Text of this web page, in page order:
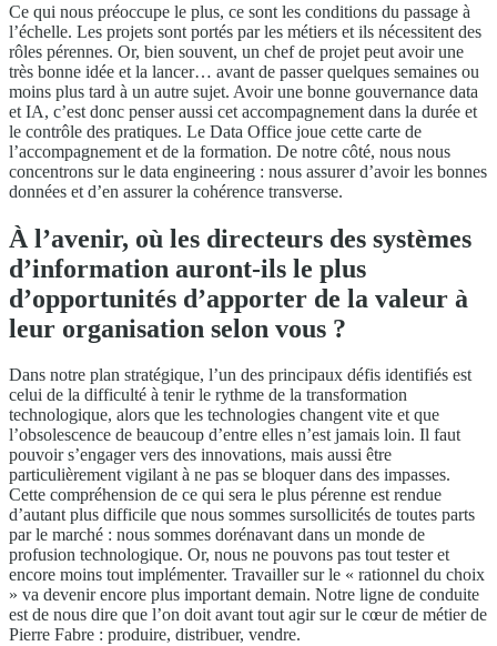
Ce qui nous préoccupe le plus, ce sont les conditions du passage à
l’échelle. Les projets sont portés par les métiers et ils nécessitent des
rôles pérennes. Or, bien souvent, un chef de projet peut avoir une
très bonne idée et la lancer… avant de passer quelques semaines ou
moins plus tard à un autre sujet. Avoir une bonne gouvernance data
et IA, c’est donc penser aussi cet accompagnement dans la durée et
le contrôle des pratiques. Le Data Office joue cette carte de
l’accompagnement et de la formation. De notre côté, nous nous
concentrons sur le data engineering : nous assurer d’avoir les bonnes
données et d’en assurer la cohérence transverse.
À l’avenir, où les directeurs des systèmes
d’information auront-ils le plus
d’opportunités d’apporter de la valeur à
leur organisation selon vous ?
Dans notre plan stratégique, l’un des principaux défis identifiés est
celui de la difficulté à tenir le rythme de la transformation
technologique, alors que les technologies changent vite et que
l’obsolescence de beaucoup d’entre elles n’est jamais loin. Il faut
pouvoir s’engager vers des innovations, mais aussi être
particulièrement vigilant à ne pas se bloquer dans des impasses.
Cette compréhension de ce qui sera le plus pérenne est rendue
d’autant plus difficile que nous sommes sursollicités de toutes parts
par le marché : nous sommes dorénavant dans un monde de
profusion technologique. Or, nous ne pouvons pas tout tester et
encore moins tout implémenter. Travailler sur le « rationnel du choix
» va devenir encore plus important demain. Notre ligne de conduite
est de nous dire que l’on doit avant tout agir sur le cœur de métier de
Pierre Fabre : produire, distribuer, vendre.